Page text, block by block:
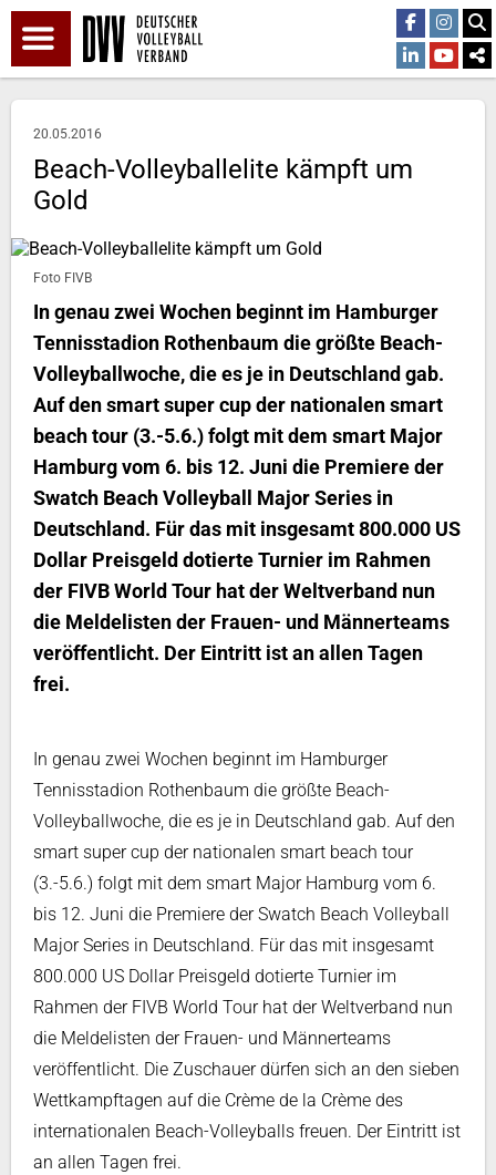
20.05.2016
Beach-Volleyballelite kämpft um
Gold
Foto FIVB
In genau zwei Wochen beginnt im Hamburger
Tennisstadion Rothenbaum die größte Beach-
Volleyballwoche, die es je in Deutschland gab.
Auf den smart super cup der nationalen smart
beach tour (3.-5.6.) folgt mit dem smart Major
Hamburg vom 6. bis 12. Juni die Premiere der
Swatch Beach Volleyball Major Series in
Deutschland. Für das mit insgesamt 800.000 US
Dollar Preisgeld dotierte Turnier im Rahmen
der FIVB World Tour hat der Weltverband nun
die Meldelisten der Frauen- und Männerteams
veröffentlicht. Der Eintritt ist an allen Tagen
frei.
In genau zwei Wochen beginnt im Hamburger
Tennisstadion Rothenbaum die größte Beach-
Volleyballwoche, die es je in Deutschland gab. Auf den
smart super cup der nationalen smart beach tour
(3.-5.6.) folgt mit dem smart Major Hamburg vom 6.
bis 12. Juni die Premiere der Swatch Beach Volleyball
Major Series in Deutschland. Für das mit insgesamt
800.000 US Dollar Preisgeld dotierte Turnier im
Rahmen der FIVB World Tour hat der Weltverband nun
die Meldelisten der Frauen- und Männerteams
veröffentlicht. Die Zuschauer dürfen sich an den sieben
Wettkampftagen auf die Crème de la Crème des
internationalen Beach-Volleyballs freuen. Der Eintritt ist
an allen Tagen frei.